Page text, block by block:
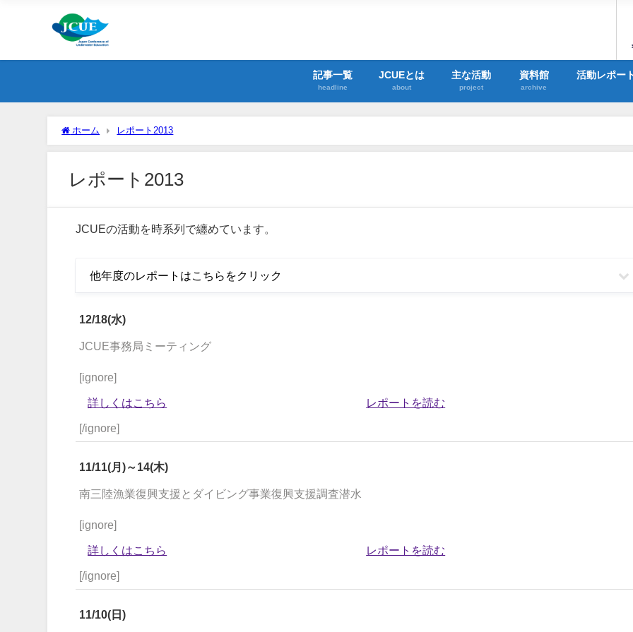
記事一覧
headline
JCUEとは
about
主な活動
project
資料館
archive
活動レポー
ホーム レポート2013
レポート2013
JCUEの活動を時系列で纏めています。
他年度のレポートはこちらをクリック
12/18(水)
JCUE事務局ミーティング
[ignore]
詳しくはこちら レポートを読む
[/ignore]
11/11(月)～14(木)
南三陸漁業復興支援とダイビング事業復興支援調査潜水
[ignore]
詳しくはこちら レポートを読む
[/ignore]
11/10(日)